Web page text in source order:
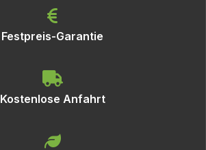
Festpreis-Garantie
Kostenlose Anfahrt